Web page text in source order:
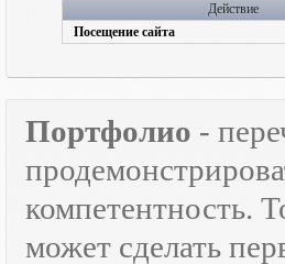
Действие
Посещение сайта
Портфолио -
компетентность.
может сделать